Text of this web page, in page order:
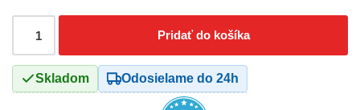
Pridať do košíka
Skladom Odosielame do 24h